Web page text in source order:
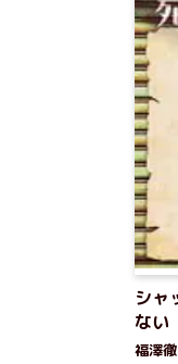
シャ
ない
福澤